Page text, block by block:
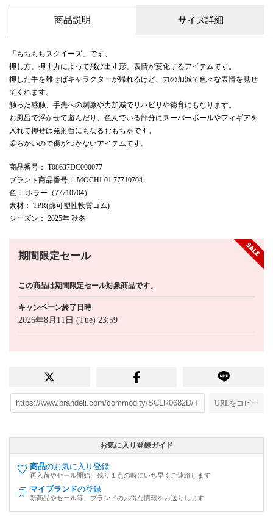
商品説明 サイズ詳細
「もちもちスクイーズ」です。
押し方、押す力によって飛び出す形、表情が変化するアイテムです。
押した手を離せばキャラクターが帰れるけど、力の加減で色々な表情を見せ
てくれます。
触った感触、手先への刺激や力加減でリハビリや徳育にもなります。
お風呂で浮かせて遊んだり、色んでいる部分にスーパーボールやフィギアを
入れて押せは発射台にもなるおもちゃです。
柔らかいので傷がつかないアイテムです。
商品番号 ： T08637DC000077
ブランド商品番号 ： MOCHI-01 77710704
色 ： ホラー（77710704）
素材 ： TPR(熱可塑性軟質ゴム)
シーズン ： 2025年 秋冬
期間限定セール
この商品は期間限定セール対象商品です。
キャンペーン終了日時
2026年8月11日 (Tue) 23:59
URLをコピー
お気に入り登録ガイド
商品のお気に入り登録
再入荷やセール開始、残り１点の時にいち早くご連絡します
マイブランドの登録
新商品やセール等、ブランドのお得な情報をお送りします